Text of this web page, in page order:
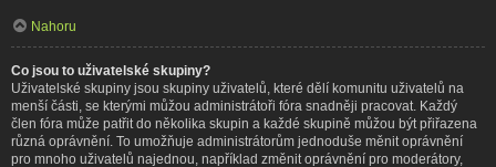
Nahoru
Co jsou to uživatelské skupiny?
Uživatelské skupiny jsou skupiny uživatelů, které dělí komunitu uživatelů na
menší části, se kterými můžou administrátoři fóra snadněji pracovat. Každý
člen fóra může patřit do několika skupin a každé skupině můžou být přiřazena
různá oprávnění. To umožňuje administrátorům jednoduše měnit oprávnění
pro mnoho uživatelů najednou, například změnit oprávnění pro moderátory,